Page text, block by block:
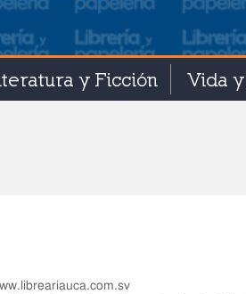
y Ficción Vida